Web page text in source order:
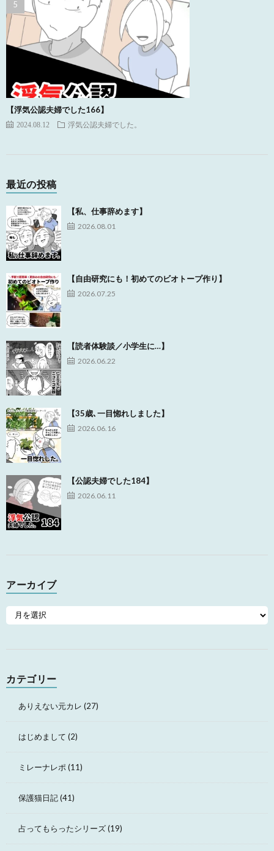
【浮気公認夫婦でした166】
2024.08.12 浮気公認夫婦でした。
最近の投稿
【私、仕事辞めます】
2026.08.01
【自由研究にも！初めてのビオトープ作り】
2026.07.25
【読者体験談／小学生に…】
2026.06.22
【35歳､一目惚れしました】
2026.06.16
【公認夫婦でした184】
2026.06.11
アーカイブ
カテゴリー
ありえない元カレ (27)
はじめまして (2)
ミレーナレポ (11)
保護猫日記(41)
占ってもらったシリーズ(19)